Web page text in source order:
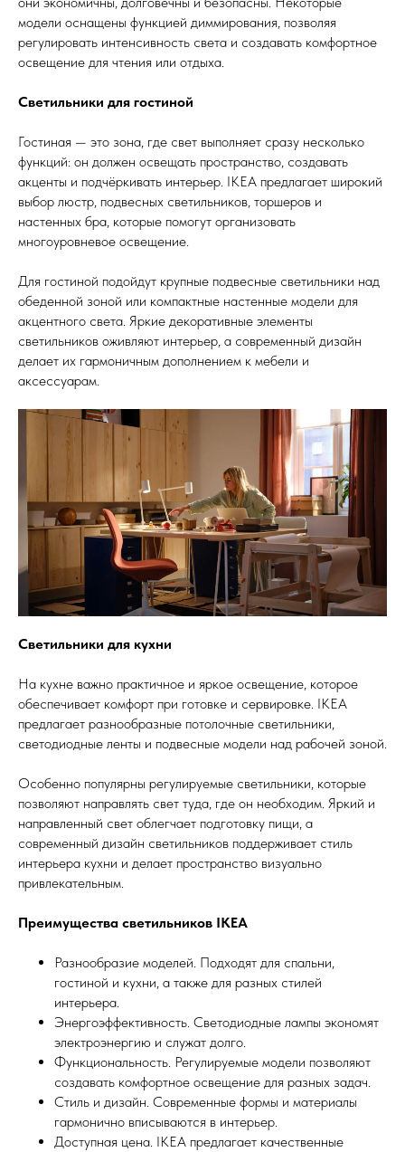
модели оснащены функцией диммирования, позволяя
регулировать интенсивность света и создавать комфортное
освещение для чтения или отдыха.
Светильники для гостиной
Гостиная — это зона, где свет выполняет сразу несколько
функций: он должен освещать пространство, создавать
акценты и подчёркивать интерьер. IKEA предлагает широкий
выбор люстр, подвесных светильников, торшеров и
настенных бра, которые помогут организовать
многоуровневое освещение.
Для гостиной подойдут крупные подвесные светильники над
обеденной зоной или компактные настенные модели для
акцентного света. Яркие декоративные элементы
светильников оживляют интерьер, а современный дизайн
делает их гармоничным дополнением к мебели и
аксессуарам.
Светильники для кухни
На кухне важно практичное и яркое освещение, которое
обеспечивает комфорт при готовке и сервировке. IKEA
предлагает разнообразные потолочные светильники,
светодиодные ленты и подвесные модели над рабочей зоной.
Особенно популярны регулируемые светильники, которые
позволяют направлять свет туда, где он необходим. Яркий и
направленный свет облегчает подготовку пищи, а
современный дизайн светильников поддерживает стиль
интерьера кухни и делает пространство визуально
привлекательным.
Преимущества светильников IKEA
Разнообразие моделей. Подходят для спальни,
гостиной и кухни, а также для разных стилей
интерьера.
Энергоэффективность. Светодиодные лампы экономят
электроэнергию и служат долго.
Функциональность. Регулируемые модели позволяют
создавать комфортное освещение для разных задач.
Стиль и дизайн. Современные формы и материалы
гармонично вписываются в интерьер.
Доступная цена. IKEA предлагает качественные